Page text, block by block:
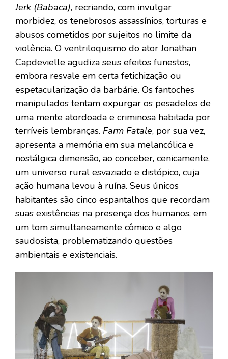
Jerk (Babaca), recriando, com invulgar
morbidez, os tenebrosos assassínios, torturas e
abusos cometidos por sujeitos no limite da
violência. O ventriloquismo do ator Jonathan
Capdevielle agudiza seus efeitos funestos,
embora resvale em certa fetichização ou
espetacularização da barbárie. Os fantoches
manipulados tentam expurgar os pesadelos de
uma mente atordoada e criminosa habitada por
terríveis lembranças. Farm Fatale, por sua vez,
apresenta a memória em sua melancólica e
nostálgica dimensão, ao conceber, cenicamente,
um universo rural esvaziado e distópico, cuja
ação humana levou à ruína. Seus únicos
habitantes são cinco espantalhos que recordam
suas existências na presença dos humanos, em
um tom simultaneamente cômico e algo
saudosista, problematizando questões
ambientais e existenciais.